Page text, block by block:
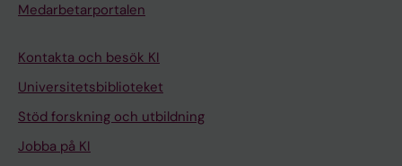
Medarbetarportalen
Kontakta och besök KI
Universitetsbiblioteket
Stöd forskning och utbildning
Jobba på KI